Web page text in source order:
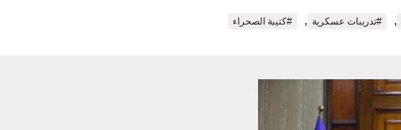
, #تدريبات عسكرية , #كتيبة الصحراء